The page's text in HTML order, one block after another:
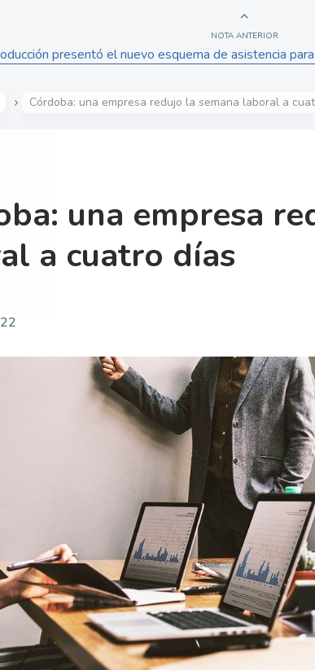
NOTA ANTERIOR
presentó el nuevo esquema de asistencia
Córdoba: una empresa redujo la semana laboral a
una empresa
a cuatro días